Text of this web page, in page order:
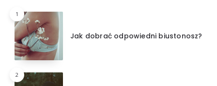
1
Jak dobrać odpowiedni biustonosz?
2